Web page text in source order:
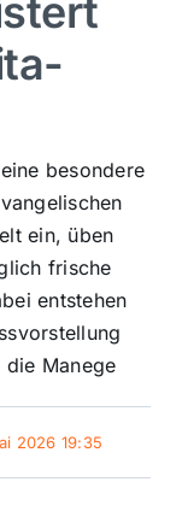
besondere
ein, üben
frische
entstehen
Manege
2026 19:35